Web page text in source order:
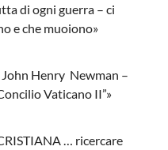
di ogni guerra – ci
e che muoiono»
John Henry Newman –
Vaticano II”»
… ricercare